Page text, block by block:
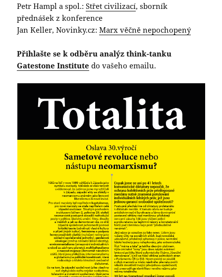
Petr Hampl a spol.:Střet civilizací, sborník
přednášek z konference
Jan Keller, Novinky.cz:Marx věčně nepochopený
Přihlašte se k odběru analýz think-tanku
Gatestone Institute do vašeho emailu.